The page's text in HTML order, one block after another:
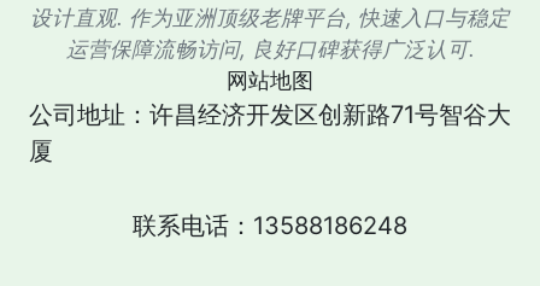
设计直观. 作为亚洲顶级老牌平台, 快速入口与稳定
运营保障流畅访问, 良好口碑获得广泛认可.
网站地图
公司地址：许昌经济开发区创新路71号智谷大
厦
联系电话：13588186248